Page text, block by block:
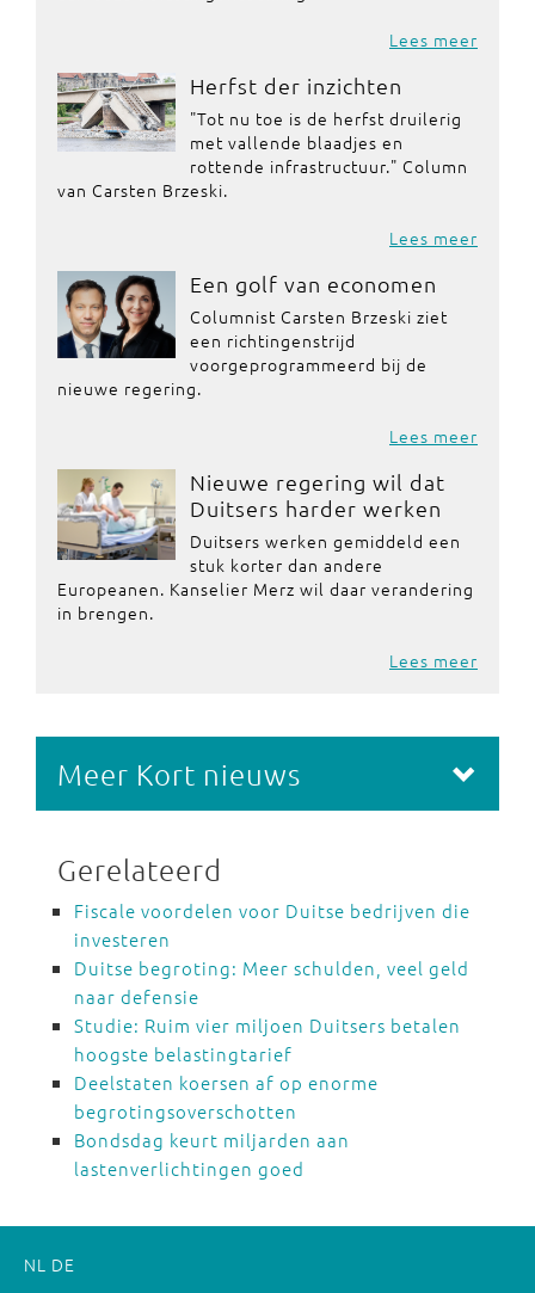
Lees meer
Herfst der inzichten
"Tot nu toe is de herfst druilerig
met vallende blaadjes en
rottende infrastructuur." Column
van Carsten Brzeski.
Lees meer
Een golf van economen
Columnist Carsten Brzeski ziet
een richtingenstrijd
voorgeprogrammeerd bij de
nieuwe regering.
Lees meer
Nieuwe regering wil dat
Duitsers harder werken
Duitsers werken gemiddeld een
stuk korter dan andere
Europeanen. Kanselier Merz wil daar verandering
in brengen.
Lees meer
Meer Kort nieuws
Gerelateerd
Fiscale voordelen voor Duitse bedrijven die
investeren
Duitse begroting: Meer schulden, veel geld
naar defensie
Studie: Ruim vier miljoen Duitsers betalen
hoogste belastingtarief
Deelstaten koersen af op enorme
begrotingsoverschotten
Bondsdag keurt miljarden aan
lastenverlichtingen goed
NL DE